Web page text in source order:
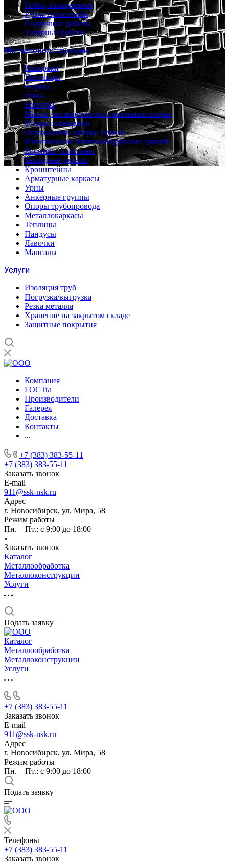
Гибка, вальцевание
Рубка гильотиной
Сварочные работы
Токарные работы
Металлоконструкции
Козырьки
Лестницы
Фермы
Рамы
Косоуры
Мачты, молниеотводы и антенные опоры
Опоры освещения
Ограждения, заборы, перила
Изготовление блочно-модульных зданий
Косынки, пластины
Закладные детали
Кронштейны
Арматурные каркасы
Урны
Анкерные группы
Опоры трубопровода
Металлокаркасы
Теплицы
Пандусы
Лавочки
Мангалы
Услуги
Изоляция труб
Погрузка/выгрузка
Резка металла
Хранение на закрытом складе
Защитные покрытия
Компания
ГОСТы
Производители
Галерея
Доставка
Контакты
...
+7 (383) 383-55-11
+7 (383) 383-55-11
Заказать звонок
E-mail
911@ssk-nsk.ru
Адрес
г. Новосибирск, ул. Мира, 58
Режим работы
Пн. – Пт.: с 9:00 до 18:00
Заказать звонок
Каталог
Металлообработка
Металлоконструкции
Услуги
Подать заявку
Каталог
Металлообработка
Металлоконструкции
Услуги
+7 (383) 383-55-11
Заказать звонок
E-mail
911@ssk-nsk.ru
Адрес
г. Новосибирск, ул. Мира, 58
Режим работы
Пн. – Пт.: с 9:00 до 18:00
Подать заявку
Телефоны
+7 (383) 383-55-11
Заказать звонок